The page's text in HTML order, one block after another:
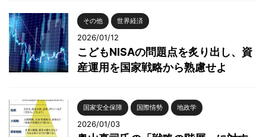
その他 世界経済
2026/01/12
こどもNISAの問題点を炙り出し、資
産運用を国家戦略から熟慮せよ
国家安全保障 国際情勢 地政学
2026/01/03